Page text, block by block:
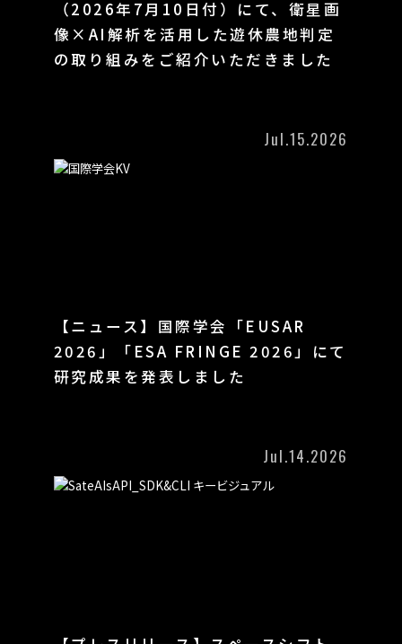
（2026年7月10日付）にて、衛星画
像×AI解析を活用した遊休農地判定
の取り組みをご紹介いただきました
Jul.15.2026
【ニュース】国際学会「EUSAR
2026」「ESA FRINGE 2026」にて
研究成果を発表しました
Jul.14.2026